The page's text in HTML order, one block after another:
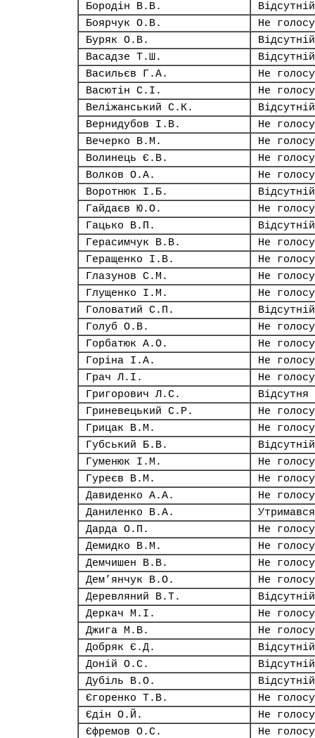
Бородін В.В.
Відсутній
Боярчук О.В.
Не
Буряк О.В.
Відсутній
Васадзе Т.Ш.
Відсутній
Васильєв Г.А.
Не
Васютін С.І.
Не
Веліжанський С.К.
Відсутній
Вернидубов І.В.
Не
Вечерко В.М.
Не
Волинець Є.В.
Не
Волков О.А.
Не
Воротнюк І.Б.
Відсутній
Гайдаєв Ю.О.
Не
Гацько В.П.
Відсутній
Герасимчук В.В.
Не
Геращенко І.В.
Не
Глазунов С.М.
Не
Глущенко І.М.
Не
Головатий С.П.
Відсутній
Голуб О.В.
Не
Горбатюк А.О.
Не
Горіна І.А.
Не
Грач Л.І.
Не
Григорович Л.С.
Відсутня
Гриневецький С.Р.
Не
Грицак В.М.
Не
Губський Б.В.
Відсутній
Гуменюк І.М.
Не
Гуреєв В.М.
Не
Давиденко А.А.
Не
Даниленко В.А.
Утримався
Дарда О.П.
Не
Демидко В.М.
Не
Демчишен В.В.
Не
Дем’янчук В.О.
Не
Деревляний В.Т.
Відсутній
Деркач М.І.
Не
Джига М.В.
Не
Добряк Є.Д.
Відсутній
Доній О.С.
Відсутній
Дубіль В.О.
Відсутній
Єгоренко Т.В.
Не
Єдін О.Й.
Не
Єфремов О.С.
Не